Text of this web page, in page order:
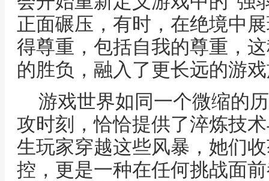
正面碾压，有时，在绝境中
得尊重，包括自我的尊重，
的胜负，融入了更长远的游
游戏世界如同一个微缩的
攻时刻，恰恰提供了淬炼技
生玩家穿越这些风暴，她们
控，更是一种在任何挑战面